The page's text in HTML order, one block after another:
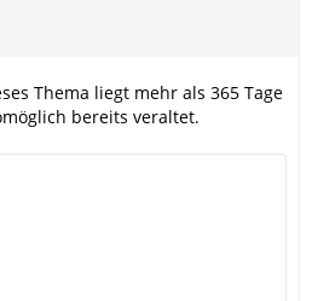
Thema liegt mehr als 365 Tage
bereits veraltet.